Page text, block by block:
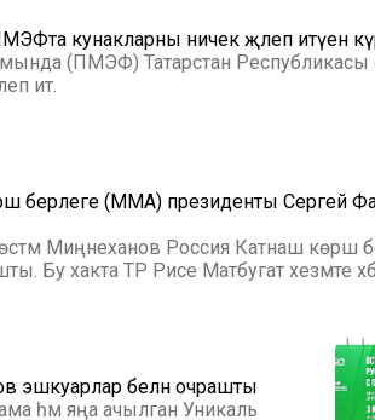
кунакларны ничек җәлеп итүен
(ПМЭФ) Татарстан Республикасы
итә.
берлеге (MMA) президенты Сергей
Миңнеханов Россия Катнаш көрәш
хакта ТР Рәисе Матбугат хезмәте
эшкуарлар белән очрашты
һәм яңа ачылган Уникаль